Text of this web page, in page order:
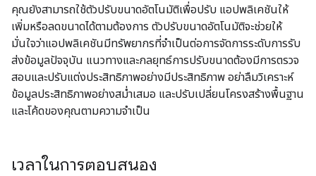
คุณยังสามารถใช้ตัวปรับขนาดอัตโนมัติเพื่อปรับ แอปพลิเคชันให้
เพิ่มหรือลดขนาดได้ตามต้องการ ตัวปรับขนาดอัตโนมัติจะช่วยให้
มั่นใจว่าแอปพลิเคชันมีทรัพยากรที่จำเป็นต่อการจัดการระดับการรับ
ส่งข้อมูลปัจจุบัน แนวทางและกลยุทธ์การปรับขนาดต้องมีการตรวจ
สอบและปรับแต่งประสิทธิภาพอย่างมีประสิทธิภาพ อย่าลืมวิเคราะห์
ข้อมูลประสิทธิภาพอย่างสม่ำเสมอ และปรับเปลี่ยนโครงสร้างพื้นฐาน
และโค้ดของคุณตามความจำเป็น
เวลาในการตอบสนอง